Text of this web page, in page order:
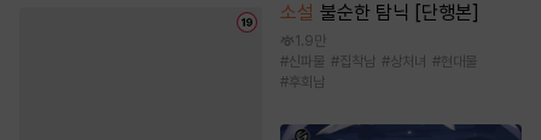
소설 불순한 탐닉 [단행본]
1.9만
#신파물 #집착남 #상처녀 #현대물
#후회남